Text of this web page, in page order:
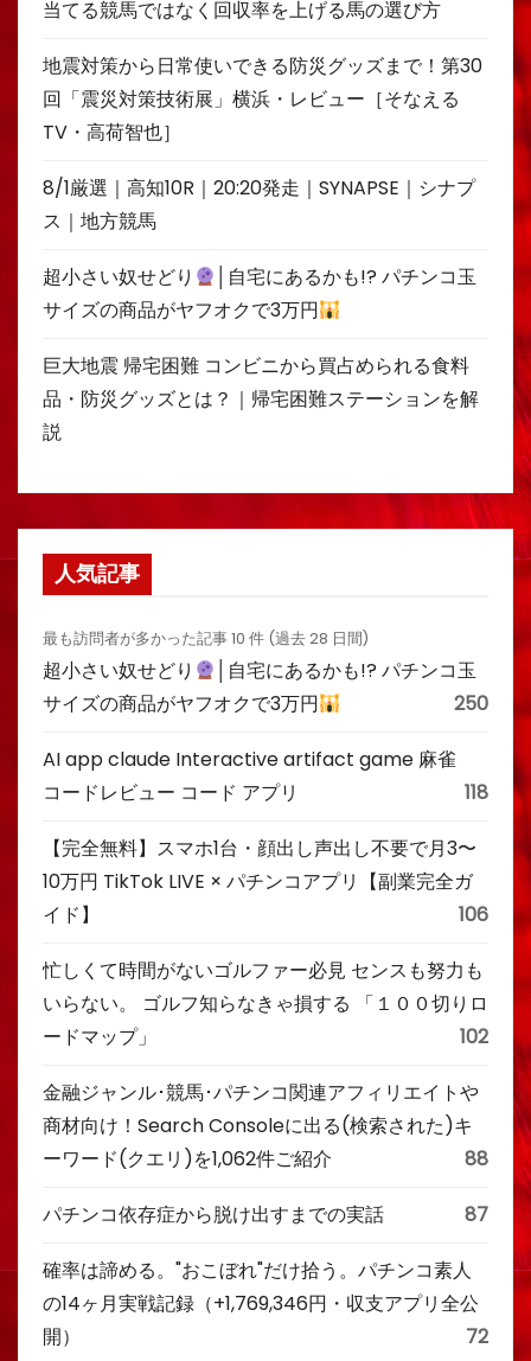
当てる競馬ではなく回収率を上げる馬の選び方
地震対策から日常使いできる防災グッズまで！第30
回「震災対策技術展」横浜・レビュー［そなえる
TV・高荷智也］
8/1厳選｜高知10R｜20:20発走｜SYNAPSE｜シナプ
ス｜地方競馬
超小さい奴せどり
│自宅にあるかも!? パチンコ玉
サイズの商品がヤフオクで3万円
巨大地震 帰宅困難 コンビニから買占められる食料
品・防災グッズとは？｜帰宅困難ステーションを解
説
人気記事
最も訪問者が多かった記事 10 件 (過去 28 日間)
超小さい奴せどり
│自宅にあるかも!? パチンコ玉
サイズの商品がヤフオクで3万円
250
AI app claude Interactive artifact game 麻雀
コードレビュー コード アプリ
118
【完全無料】スマホ1台・顔出し声出し不要で月3〜
10万円 TikTok LIVE × パチンコアプリ【副業完全ガ
イド】
106
忙しくて時間がないゴルファー必見 センスも努力も
いらない。 ゴルフ知らなきゃ損する 「１００切りロ
ードマップ」
102
金融ジャンル･競馬･パチンコ関連アフィリエイトや
商材向け！Search Consoleに出る(検索された)キ
ーワード(クエリ)を1,062件ご紹介
88
パチンコ依存症から脱け出すまでの実話 87
確率は諦める。"おこぼれ"だけ拾う。パチンコ素人
の14ヶ月実戦記録（+1,769,346円・収支アプリ全公
開）
72